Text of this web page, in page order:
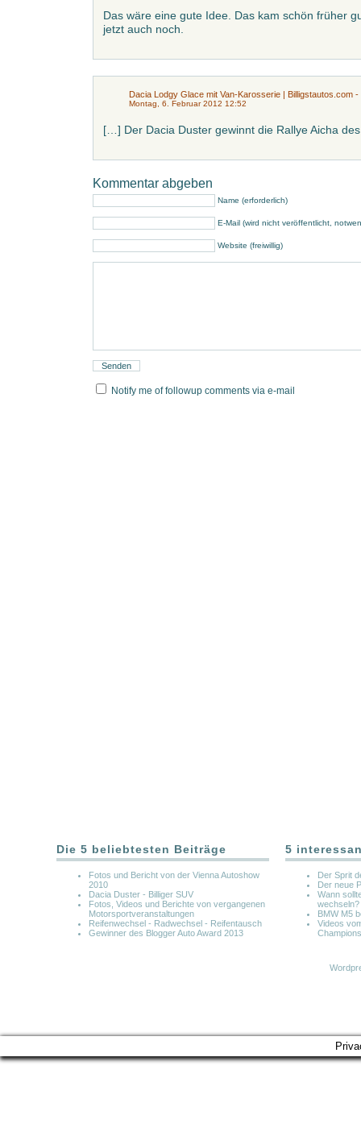
Das wäre eine gute Idee. Das kam schön früher
jetzt auch noch.
Dacia Lodgy Glace mit Van-Karosserie | Billigstautos.com
Montag, 6. Februar 2012 12:52
[…] Der Dacia Duster gewinnt die Rallye Aicha
Kommentar abgeben
Name (erforderlich)
E-Mail (wird nicht veröffentlicht,
Website (freiwillig)
Notify me of followup comments via e-mail
Die 5 beliebtesten Beiträge
Fotos und Bericht von der Vienna Autoshow
2010
Dacia Duster - Billiger SUV
Fotos, Videos und Berichte von vergangenen
Motorsportveranstaltungen
Reifenwechsel - Radwechsel - Reifentausch
Gewinner des Blogger Auto Award 2013
5
Der Sprit
Der neue
Wann
wechseln?
BMW M5
Videos